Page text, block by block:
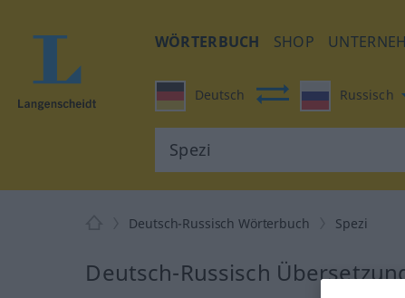
WÖRTERBUCH SHOP
Deutsch Russisch
Deutsch-Russisch Wörterbuch Spezi
Deutsch-Russisch